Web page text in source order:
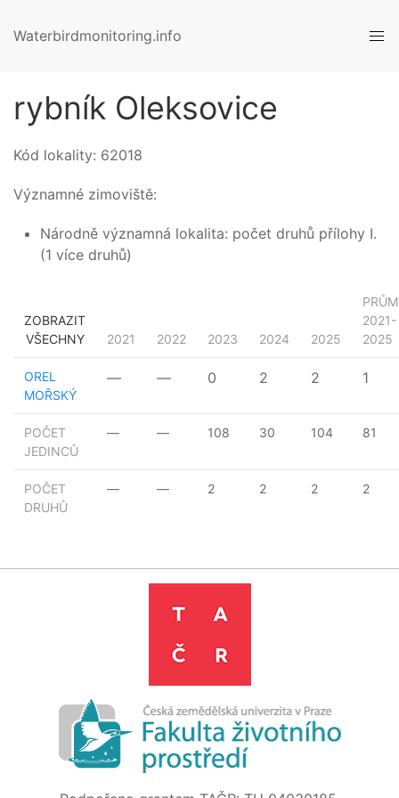
Waterbirdmonitoring.info
rybník Oleksovice
Kód lokality: 62018
Významné zimoviště:
Národně významná lokalita: počet druhů přílohy I.
(1 více druhů)
ZOBRAZIT
VŠECHNY
2021 2022 2023 2024 2025
2021-
2025
POČET
JEDINCŮ
— — 108 30 104 81
POČET
DRUHŮ
— — 2 2 2 2
OREL
MOŘSKÝ
— — 0 2 2 1